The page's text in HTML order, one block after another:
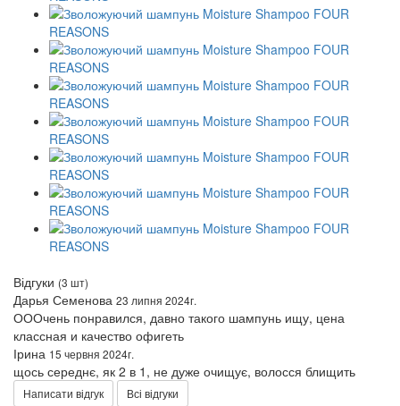
Відгуки (3 шт)
Дарья Семенова 23 липня 2024г.
ОООчень понравился, давно такого шампунь ищу, цена
классная и качество офигеть
Ірина 15 червня 2024г.
щось середнє, як 2 в 1, не дуже очищує, волосся блищить
Написати відгук Всі відгуки